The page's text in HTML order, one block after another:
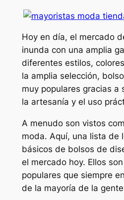
Hoy en día, el mercado
inunda con una amplia
diferentes estilos,
la amplia selección,
muy populares gracias a
la artesanía y el uso
A menudo son vistos
moda. Aquí, una lista de
básicos de bolsos de
el mercado hoy. Ellos
populares que siempre
de la mayoría de la